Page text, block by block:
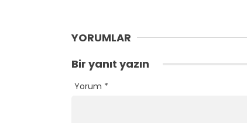
YORUMLAR
Bir yanıt yazın
Yorum *